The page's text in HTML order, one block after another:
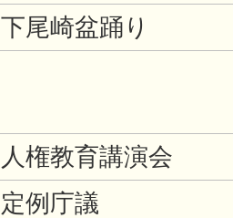
下尾崎盆踊り
人権教育講演会
定例庁議